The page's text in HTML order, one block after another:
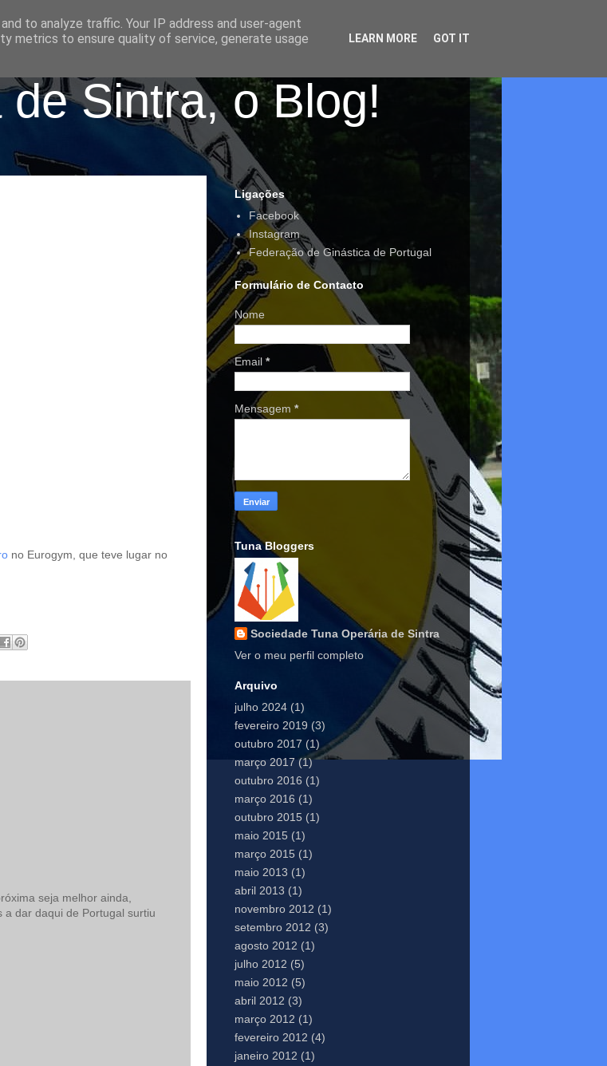
Sintra, o Blog!
no Eurogym, que teve lugar no
seja melhor ainda,
a dar daqui de Portugal surtiu
Ligações
Facebook
Instagram
Federação de Ginástica de Portugal
Formulário de Contacto
Nome
Email *
Mensagem *
Tuna Bloggers
Sociedade Tuna Operária de Sintra
Ver o meu perfil completo
Arquivo
julho 2024 (1)
fevereiro 2019 (3)
outubro 2017 (1)
março 2017 (1)
outubro 2016 (1)
março 2016 (1)
outubro 2015 (1)
maio 2015 (1)
março 2015 (1)
maio 2013 (1)
abril 2013 (1)
novembro 2012 (1)
setembro 2012 (3)
agosto 2012 (1)
julho 2012 (5)
maio 2012 (5)
abril 2012 (3)
março 2012 (1)
fevereiro 2012 (4)
janeiro 2012 (1)
to analyze traffic. Your IP address and user-agent
metrics to ensure quality of service, generate usage
LEARN MORE GOT IT